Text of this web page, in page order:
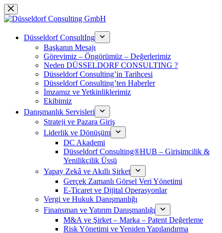
Skip
to
Düsseldorf ConsultIng
Başkanın Mesajı
Görevimiz – Öngörümüz – Değerlerimiz
Neden DÜSSELDORF CONSULTING ?
Düsseldorf Consulting’in Tarihçesi
Düsseldorf Consulting’ten Haberler
İmzamız ve Yetkinliklerimiz
Ekibimiz
Danışmanlık Servisleri
Strateji ve Pazara Giriş
Liderlik ve Dönüşüm
DC Akademi
Düsseldorf Consulting®HUB – Girişimcilik &
Yenilikçilik Üssü
Yapay Zekâ ve Akıllı Şirket
Gerçek Zamanlı Görsel Veri Yönetimi
E-Ticaret ve Dijital Operasyonlar
Vergi ve Hukuk Danışmanlığı
Finansman ve Yatırım Danışmanlığı
M&A ve Şirket – Marka – Patent Değerleme
Risk Yönetimi ve Yeniden Yapılandırma